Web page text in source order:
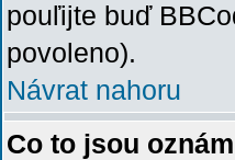
pouľijte buď
povoleno).
Návrat nahoru
Co to jsou